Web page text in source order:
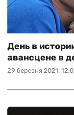
29 березня 2021,
День в
авансцене в